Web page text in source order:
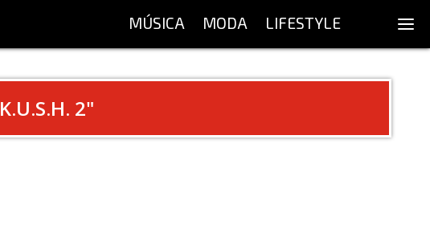
MÚSICA MODA LIFESTYLE
K.U.S.H. 2"